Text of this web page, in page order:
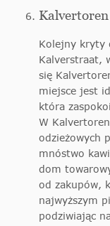
Kalvertoren
Kolejny kryty
Kalverstraat,
się
miejsce jest
która
W
odzieżowych
mnóstwo
dom
od zakupów,
najwyższym
podziwiając